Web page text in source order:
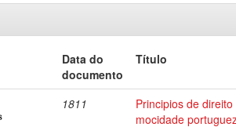
Data do
documento
Título
1811
Principios de
mocidade